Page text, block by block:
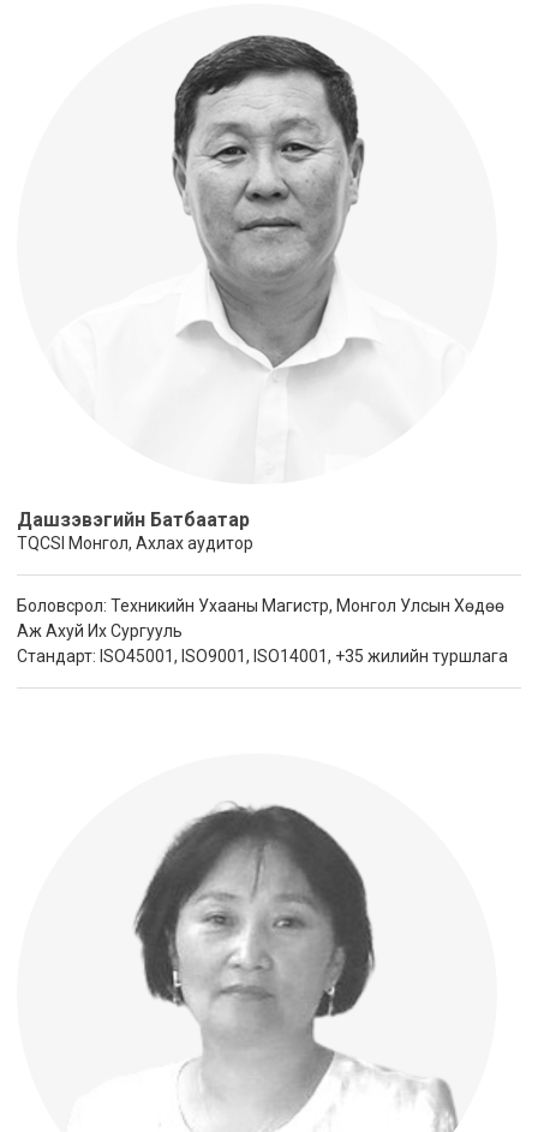
Дашзэвэгийн Батбаатар
TQCSI Монгол, Ахлах аудитор
Боловсрол: Техникийн Ухааны Магистр, Монгол Улсын Хөдөө
Аж Ахуй Их Сургууль
Стандарт: ISO45001, ISO9001, ISO14001, +35 жилийн туршлага